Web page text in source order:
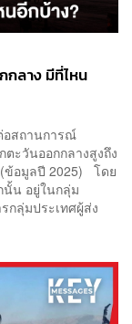
กลาง มีที่ไหน
อสถานการณ์
ะวันออกกลางสูงถึง
(ข้อมูลปี 2025) โดย
น อยู่ในกลุ่ม
กลุ่มประเทศผู้ส่ง